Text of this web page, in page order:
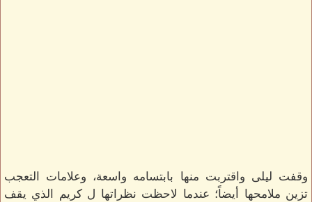
وقفت ليلى واقتربت منها بابتسامه واسعة، وعلامات التعجب
تزين ملامحها أيضاً؛ عندما لاحظت نظراتها ل كريم الذي يقف